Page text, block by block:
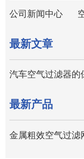
公司新闻中心
最新文章
汽车空气过滤器的
最新产品
金属粗效空气过滤